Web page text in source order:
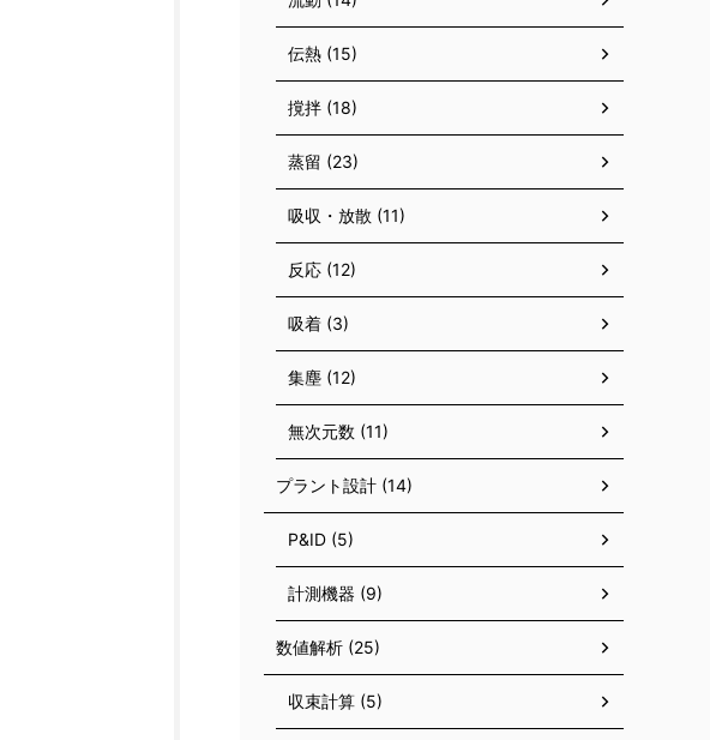
伝熱 (15)
撹拌 (18)
蒸留 (23)
吸収・放散 (11)
反応 (12)
吸着 (3)
集塵 (12)
無次元数 (11)
プラント設計 (14)
P&ID (5)
計測機器 (9)
数値解析 (25)
収束計算 (5)